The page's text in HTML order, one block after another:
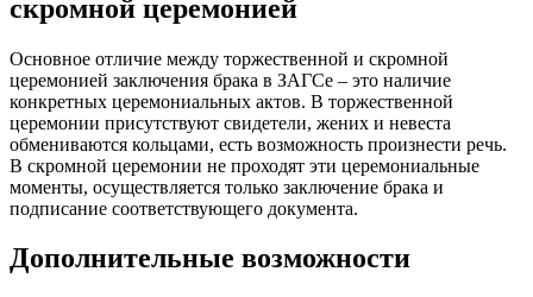
скромной церемонией
Основное отличие между торжественной и скромной
церемонией заключения брака в ЗАГСе – это наличие
конкретных церемониальных актов. В торжественной
церемонии присутствуют свидетели, жених и невеста
обмениваются кольцами, есть возможность произнести речь.
В скромной церемонии не проходят эти церемониальные
моменты, осуществляется только заключение брака и
подписание соответствующего документа.
Дополнительные возможности